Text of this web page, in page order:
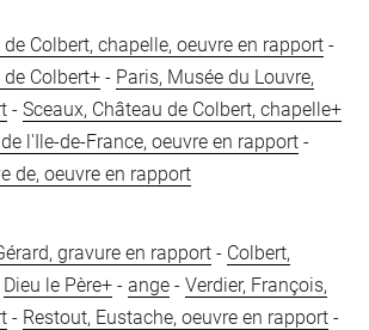
Colbert, chapelle, oeuvre en rapport -
Colbert+ - Paris, Musée du Louvre,
-Sceaux, Château de Colbert, chapelle+
l'Ile-de-France, oeuvre en rapport -
de, oeuvre en rapport
gravure en rapport - Colbert,
Dieu le Père+ -ange -Verdier, François,
- Restout, Eustache, oeuvre en rapport -